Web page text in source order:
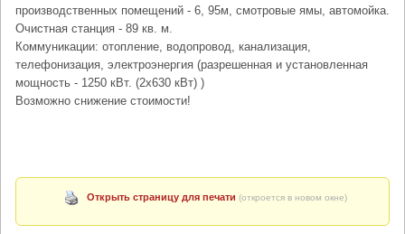
производственных помещений - 6, 95м, смотровые ямы, автомойка.
Очистная станция - 89 кв. м.
Коммуникации: отопление, водопровод, канализация,
телефонизация, электроэнергия (разрешенная и установленная
мощность - 1250 кВт. (2х630 кВт) )
Возможно снижение стоимости!
Открыть страницу для печати (откроется в новом окне)